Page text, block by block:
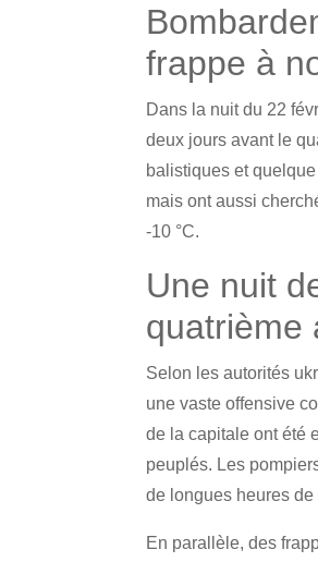
frappe à
Dans la nuit du 22
deux jours avant le
balistiques et
mais ont aussi
-10 °C.
Une nuit
quatrième
Selon les autorités
une vaste offensive
de la capitale ont été
peuplés. Les
de longues heures de
En parallèle, des